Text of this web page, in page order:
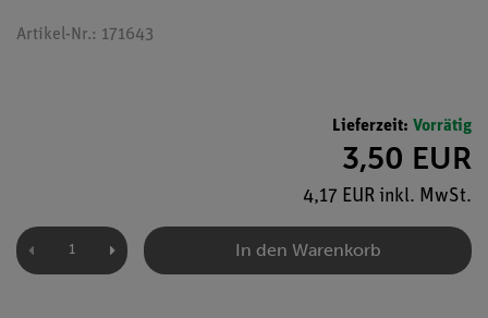
Artikel-Nr.: 171643
Lieferzeit: Vorrätig
3,50 EUR
4,17 EUR inkl. MwSt.
In den Warenkorb